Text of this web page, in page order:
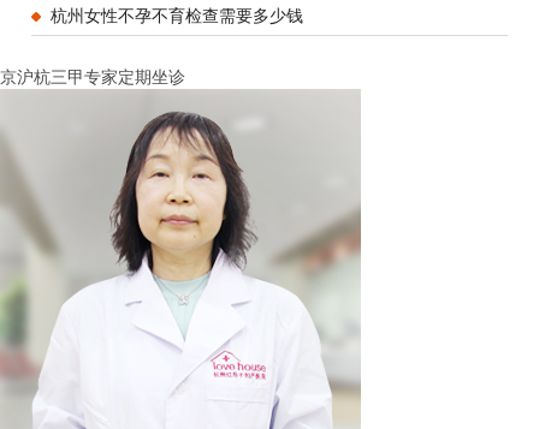
杭州女性不孕不育检查需要多少钱
京沪杭三甲专家定期坐诊